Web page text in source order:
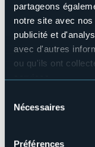
partageons
notre site avec
publicité et
avec d'autres
ou qu'ils ont
services.
manière de les
Nécessaires
Préférences
Nombres de lits
12
E-mail
Site Internet
+39 0322 905188